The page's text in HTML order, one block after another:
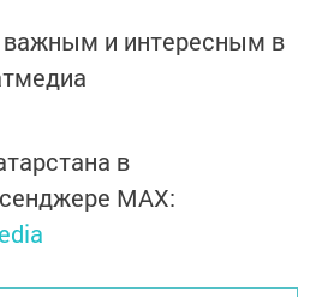
и интересным в
в
MАХ: